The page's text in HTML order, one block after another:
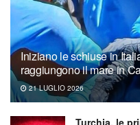
Iniziano le schiuse in
raggiungono il mare in
21 LUGLIO 2026
Turchia, le